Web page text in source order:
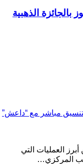
بالجائزة الذهبية
مباشر مع “داعش”
العمليات التي